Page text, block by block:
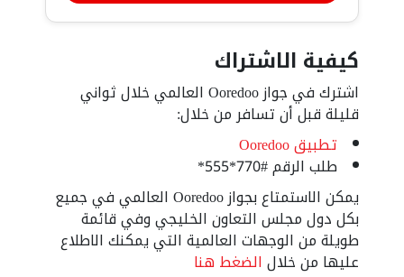
كيفية الاشتراك
اشترك في جواز Ooredoo العالمي خلال ثواني
قليلة قبل أن تسافر من خلال:
تطبيق Ooredoo
#770*555*‎
يمكن الاستمتاع بجواز Ooredoo العالمي في جميع
بكل دول مجلس التعاون الخليجي وفي قائمة
طويلة من الوجهات العالمية التي يمكنك الاطلاع
عليها من خلالالضغط هنا